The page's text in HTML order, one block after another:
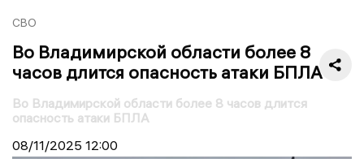
СВО
Во Владимирской области более 8
часов длится опасность атаки БПЛА
Во Владимирской области более 8 часов длится
опасность атаки БПЛА
08/11/2025 12:00